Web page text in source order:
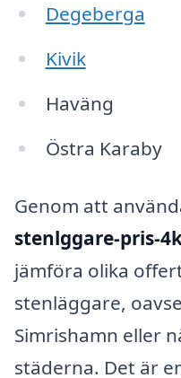
Degeberga
Kivik
Haväng
Östra Karaby
Genom att
stenlggare-pris-
jämföra olika
stenläggare,
Simrishamn eller
städerna. Det är